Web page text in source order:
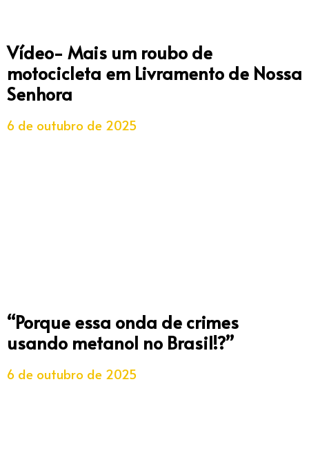
Vídeo- Mais um roubo de
motocicleta em Livramento de Nossa
Senhora
6 de outubro de 2025
“Porque essa onda de crimes
usando metanol no Brasil!?”
6 de outubro de 2025